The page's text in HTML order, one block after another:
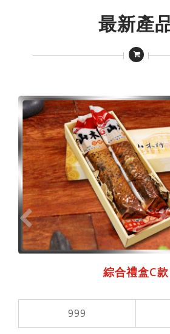
最新產
綜合禮盒C款
999